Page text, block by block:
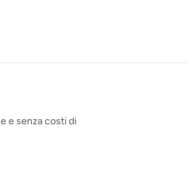
e senza costi di